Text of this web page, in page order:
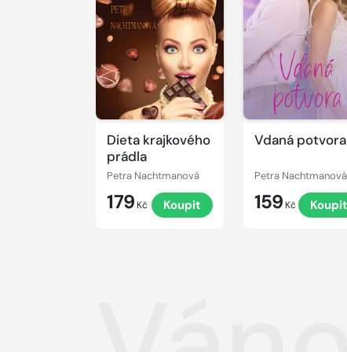
Dieta krajkového
prádla
Petra Nachtmanová
179 Kč Koupit
Vdaná potvora
Petra Nachtmanová
159 Kč Koupit